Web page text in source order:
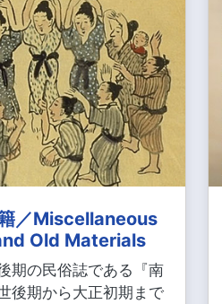
／Miscellaneous
Old Materials
期の民俗誌である『南
後期から大正初期まで